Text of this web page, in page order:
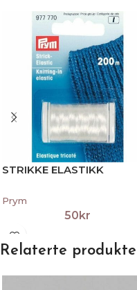
STRIKKE ELASTIKK
Prym
50kr
Relaterte